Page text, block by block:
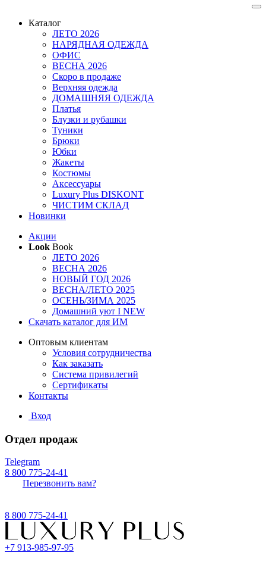
Каталог
ЛЕТО 2026
НАРЯДНАЯ ОДЕЖДА
ОФИС
ВЕСНА 2026
Скоро в продаже
Верхняя одежда
ДОМАШНЯЯ ОДЕЖДА
Платья
Блузки и рубашки
Туники
Брюки
Юбки
Жакеты
Костюмы
Аксессуары
Luxury Plus DISKONT
ЧИСТИМ СКЛАД
Новинки
Акции
Look Book
ЛЕТО 2026
ВЕСНА 2026
НОВЫЙ ГОД 2026
ВЕСНА/ЛЕТО 2025
ОСЕНЬ/ЗИМА 2025
Домашний уют I NEW
Скачать каталог для ИМ
Оптовым клиентам
Условия сотрудничества
Как заказать
Система привилегий
Сертификаты
Контакты
Вход
Отдел продаж
Telegram
8 800 775-24-41
Перезвонить вам?
8 800 775-24-41
+7 913-985-97-95